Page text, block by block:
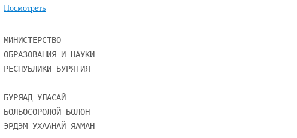
Посмотреть
МИНИСТЕРСТВО
ОБРАЗОВАНИЯ И НАУКИ
РЕСПУБЛИКИ БУРЯТИЯ
БУРЯАД УЛАСАЙ
БОЛБОСОРОЛОЙ БОЛОН
ЭРДЭМ УХААНАЙ ЯАМАН